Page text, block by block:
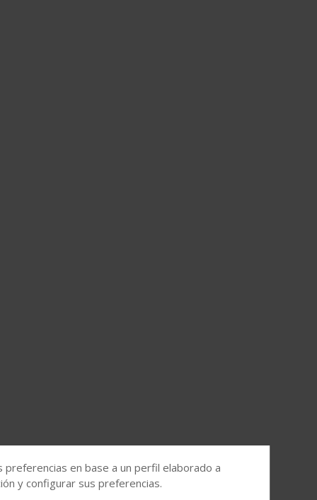
en base a un perfil elaborado a
y configurar sus preferencias.